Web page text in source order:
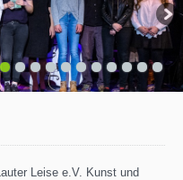
1 2 3 4 5 6 7 8 9 10 11
Leise e.V. Kunst und